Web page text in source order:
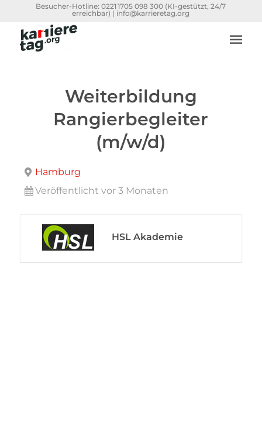
Besucher-Hotline:0221 1705 098 300 (KI-gestützt, 24/7
erreichbar) | info@karrieretag.org
Weiterbildung
Rangierbegleiter
(m/w/d)
Hamburg
Veröffentlicht vor 3 Monaten
HSL Akademie